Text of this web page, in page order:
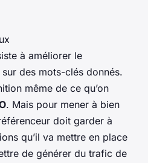
local :
?
stratégie
à améliorer le
des mots-clés donnés.
même de ce qu’on
. Mais pour mener à bien
doit garder à
qu’il va mettre en place
de générer du trafic de